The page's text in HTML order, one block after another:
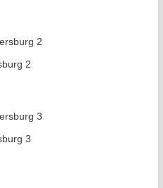
2
3